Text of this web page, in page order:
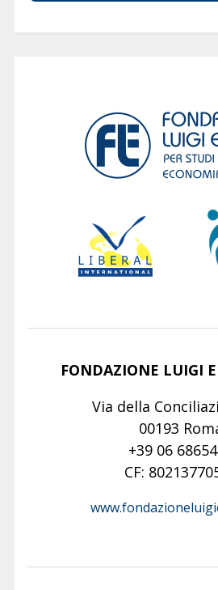
FONDAZIONE LUIGI
Via della
00193
+39 06
CF: